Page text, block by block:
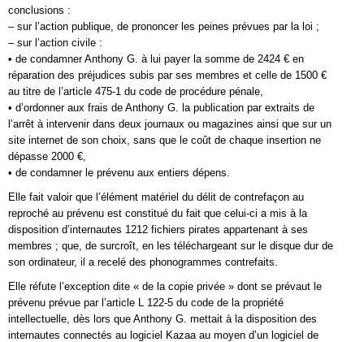
conclusions :
– sur l’action publique, de prononcer les peines prévues par la loi ;
– sur l’action civile :
• de condamner Anthony G. à lui payer la somme de 2424 € en
réparation des préjudices subis par ses membres et celle de 1500 €
au titre de l’article 475-1 du code de procédure pénale,
• d’ordonner aux frais de Anthony G. la publication par extraits de
l’arrêt à intervenir dans deux journaux ou magazines ainsi que sur un
site internet de son choix, sans que le coût de chaque insertion ne
dépasse 2000 €,
• de condamner le prévenu aux entiers dépens.
Elle fait valoir que l’élément matériel du délit de contrefaçon au
reproché au prévenu est constitué du fait que celui-ci a mis à la
disposition d’internautes 1212 fichiers pirates appartenant à ses
membres ; que, de surcroît, en les téléchargeant sur le disque dur de
son ordinateur, il a recelé des phonogrammes contrefaits.
Elle réfute l’exception dite « de la copie privée » dont se prévaut le
prévenu prévue par l’article L 122-5 du code de la propriété
intellectuelle, dès lors que Anthony G. mettait à la disposition des
internautes connectés au logiciel Kazaa au moyen d’un logiciel de